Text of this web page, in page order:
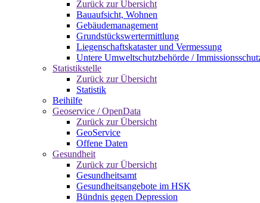
Zurück zur Übersicht
Bauaufsicht, Wohnen
Gebäudemanagement
Grundstückswertermittlung
Liegenschaftskataster und Vermessung
Untere Umweltschutzbehörde /
Statistikstelle
Zurück zur Übersicht
Statistik
Beihilfe
Geoservice / OpenData
Zurück zur Übersicht
GeoService
Offene Daten
Gesundheit
Zurück zur Übersicht
Gesundheitsamt
Gesundheitsangebote im HSK
Bündnis gegen Depression